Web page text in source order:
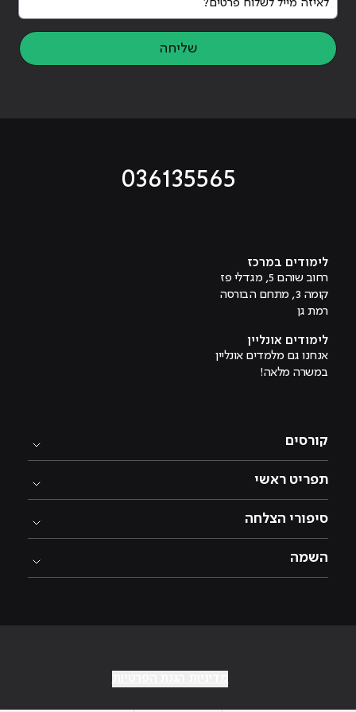
שליחה
036135565
לימודים במרכז
רחוב שוהם 5, מגדלי פז
קומה 3, מתחם הבורסה
רמת גן
לימודים אונליין
אנחנו גם מלמדים אונליין
במשרה מלאה!
קורסים
תפריט ראשי
סיפורי הצלחה
השמה